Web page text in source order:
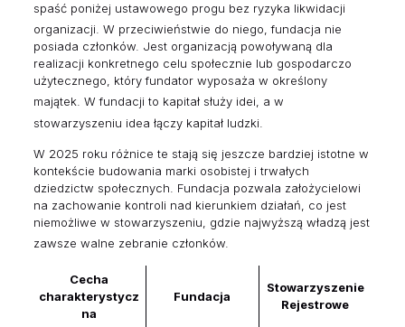
spaść poniżej ustawowego progu bez ryzyka likwidacji
organizacji. W przeciwieństwie do niego, fundacja nie
posiada członków. Jest organizacją powoływaną dla
realizacji konkretnego celu społecznie lub gospodarczo
użytecznego, który fundator wyposaża w określony
majątek. W fundacji to kapitał służy idei, a w
stowarzyszeniu idea łączy kapitał ludzki.
W 2025 roku różnice te stają się jeszcze bardziej istotne w
kontekście budowania marki osobistej i trwałych
dziedzictw społecznych. Fundacja pozwala założycielowi
na zachowanie kontroli nad kierunkiem działań, co jest
niemożliwe w stowarzyszeniu, gdzie najwyższą władzą jest
zawsze walne zebranie członków.
Cecha
charakterystycz
na
Fundacja
Stowarzyszenie
Rejestrowe